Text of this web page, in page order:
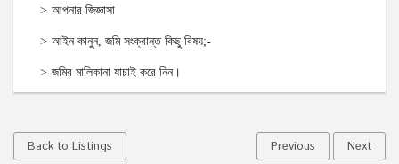
আপনার জিজ্ঞাসা
আইন কানুন, জমি সংক্রান্ত কিছু বিষয়;-
জমির মালিকানা যাচাই করে নিন।
Back to Listings Previous Next